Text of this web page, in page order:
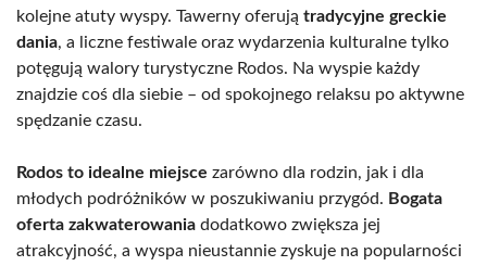
kolejne atuty wyspy. Tawerny oferują tradycyjne greckie
dania, a liczne festiwale oraz wydarzenia kulturalne tylko
potęgują walory turystyczne Rodos. Na wyspie każdy
znajdzie coś dla siebie – od spokojnego relaksu po aktywne
spędzanie czasu.
Rodos to idealne miejsce zarówno dla rodzin, jak i dla
młodych podróżników w poszukiwaniu przygód. Bogata
oferta zakwaterowania dodatkowo zwiększa jej
atrakcyjność, a wyspa nieustannie zyskuje na popularności